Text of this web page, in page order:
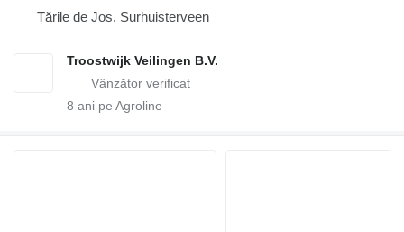
Țările de Jos, Surhuisterveen
Troostwijk Veilingen B.V.
8 ani pe Agroline